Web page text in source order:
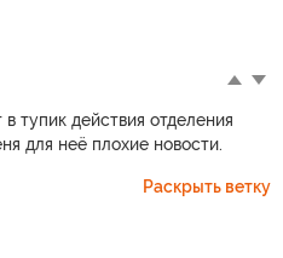
тупик действия отделения
для неё плохие новости.
Раскрыть ветку